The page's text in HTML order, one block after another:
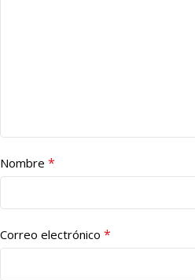
Nombre *
Correo electrónico *